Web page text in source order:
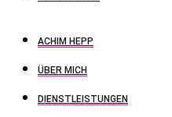
ACHIM HEPP
ÜBER MICH
DIENSTLEISTUNGEN